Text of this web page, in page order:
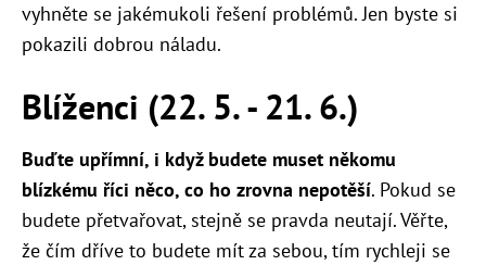
vyhněte se jakémukoli řešení problémů. Jen byste si
pokazili dobrou náladu.
Blíženci (22. 5. - 21. 6.)
Buďte upřímní, i když budete muset někomu
blízkému říci něco, co ho zrovna nepotěší. Pokud se
budete přetvařovat, stejně se pravda neutají. Věřte,
že čím dříve to budete mít za sebou, tím rychleji se